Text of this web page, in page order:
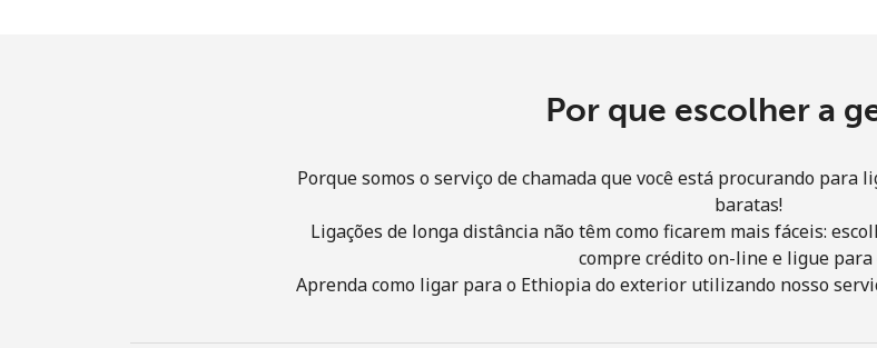
Entre
Olá!
Por que escolher a
Porque somos o serviço de chamada que você está procurando para
baratas!
Ligações de longa distância não têm como ficarem mais fáceis:
compre crédito on-line e ligue para
Aprenda como ligar para o Ethiopia do exterior utilizando nosso